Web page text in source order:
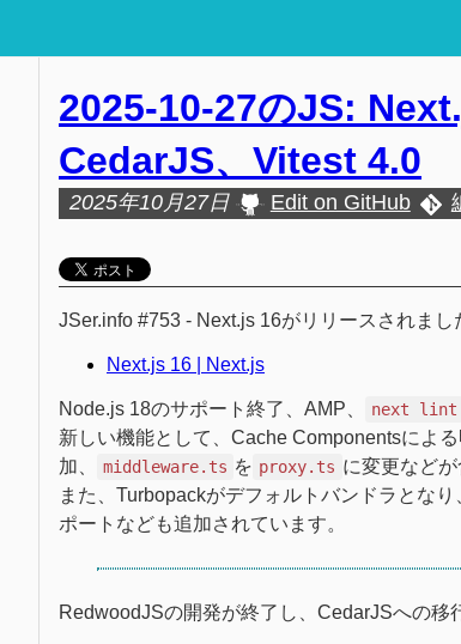
2025-10-27のJS:
CedarJS、Vitest 4.0
2025年10月27日 Edit on GitHub
JSer.info #753 - Next.js 16がリリースされまし
Next.js 16 | Next.js
Node.js 18のサポート終了、AMP、 next lint
新しい機能として、Cache Componentsによ
加、
middleware.ts を proxy.ts に変更などが
また、Turbopackがデフォルトバンドラとな
ポートなども追加されています。
RedwoodJSの開発が終了し、CedarJSへの移